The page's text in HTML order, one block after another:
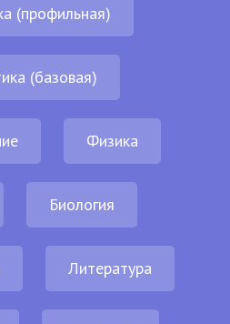
(профильная)
(базовая)
Физика
Биология
Литература